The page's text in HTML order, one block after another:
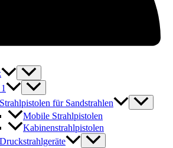
Strahlpistolen für Sandstrahlen
Mobile Strahlpistolen
Kabinenstrahlpistolen
Druckstrahlgeräte